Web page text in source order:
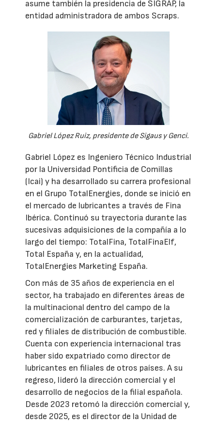
asume también la presidencia de SIGRAP, la
entidad administradora de ambos Scraps.
Gabriel López Ruiz, presidente de Sigaus y Genci.
Gabriel López es Ingeniero Técnico Industrial
por la Universidad Pontificia de Comillas
(Icai) y ha desarrollado su carrera profesional
en el Grupo TotalEnergies, donde se inició en
el mercado de lubricantes a través de Fina
Ibérica. Continuó su trayectoria durante las
sucesivas adquisiciones de la compañía a lo
largo del tiempo: TotalFina, TotalFinaElf,
Total España y, en la actualidad,
TotalEnergies Marketing España.
Con más de 35 años de experiencia en el
sector, ha trabajado en diferentes áreas de
la multinacional dentro del campo de la
comercialización de carburantes, tarjetas,
red y filiales de distribución de combustible.
Cuenta con experiencia internacional tras
haber sido expatriado como director de
lubricantes en filiales de otros países. A su
regreso, lideró la dirección comercial y el
desarrollo de negocios de la filial española.
Desde 2023 retomó la dirección comercial y,
desde 2025, es el director de la Unidad de